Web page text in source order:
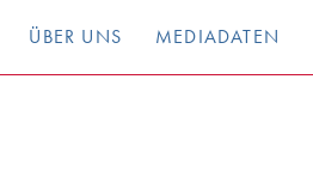
ÜBER UNS MEDIADATEN